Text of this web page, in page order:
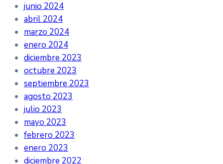
junio 2024
abril 2024
marzo 2024
enero 2024
diciembre 2023
octubre 2023
septiembre 2023
agosto 2023
julio 2023
mayo 2023
febrero 2023
enero 2023
diciembre 2022